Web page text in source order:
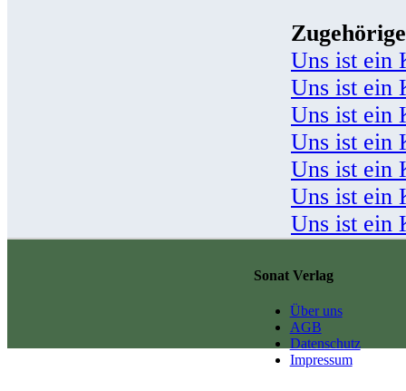
Uns ist ein
Uns ist ein
Uns ist ein
Uns ist ein
Uns ist ein
Uns ist ein
Uns ist ein
Sonat Verlag
Über uns
AGB
Datenschutz
Impressum